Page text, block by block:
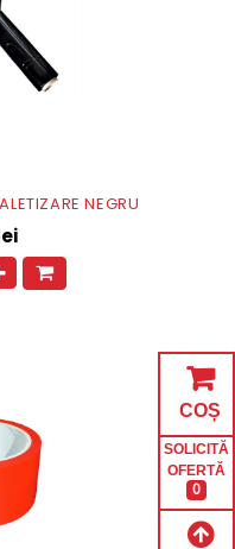
NEGRU
COȘ
SOLICITĂ
OFERTĂ
0